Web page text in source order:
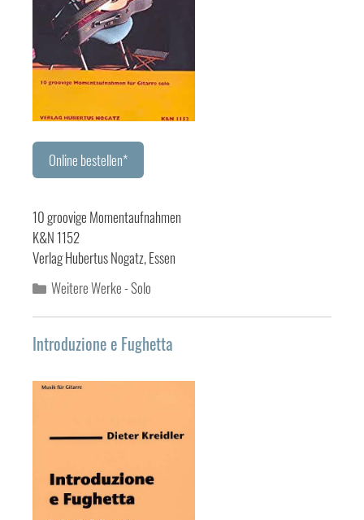
Online bestellen*
10 groovige Momentaufnahmen
K&N 1152
Verlag Hubertus Nogatz, Essen
Kategorien
Weitere Werke - Solo
Introduzione e Fughetta